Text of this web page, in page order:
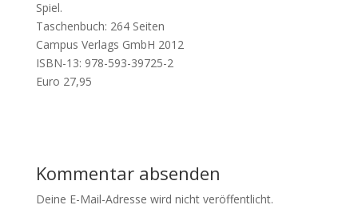
Spiel.
Taschenbuch: 264 Seiten
Campus Verlags GmbH 2012
ISBN-13: 978-593-39725-2
Euro 27,95
Kommentar absenden
Deine E-Mail-Adresse wird nicht veröffentlicht.